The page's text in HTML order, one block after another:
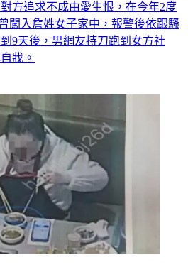
方追求不成由愛生恨，在今年2度
闖入詹姓女子家中，報警後依跟騷
9天後，男網友持刀跑到女方社
戕。